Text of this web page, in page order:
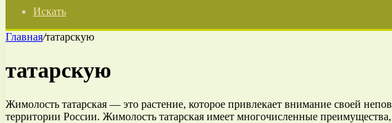
Искать
Главная/татарскую
татарскую
Жимолость татарская — это растение, которое привлекает внимание своей
территории России. Жимолость татарская имеет многочисленные